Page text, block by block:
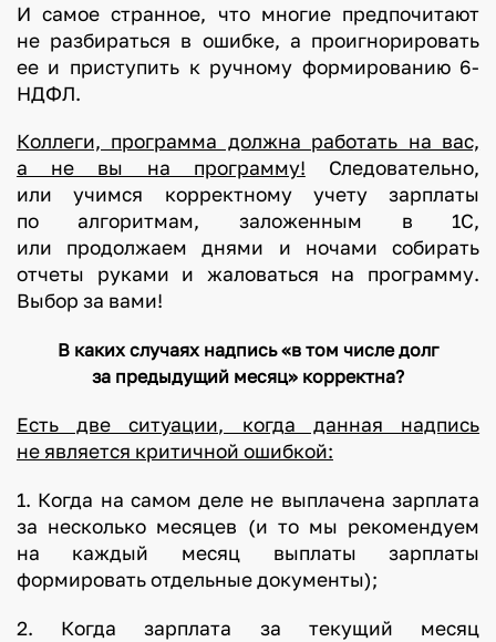
И самое странное, что многие предпочитают
не разбираться в ошибке, а проигнорировать
ее и приступить к ручному формированию 6-
НДФЛ.
Коллеги, программа должна работать на вас,
а не вы на программу! Следовательно,
или учимся корректному учету зарплаты
по алгоритмам, заложенным в 1С,
или продолжаем днями и ночами собирать
отчеты руками и жаловаться на программу.
Выбор за вами!
В каких случаях надпись «в том числе долг
за предыдущий месяц» корректна?
Есть две ситуации, когда данная надпись
не является критичной ошибкой:
1. Когда на самом деле не выплачена зарплата
за несколько месяцев (и то мы рекомендуем
на каждый месяц выплаты зарплаты
формировать отдельные документы);
2. Когда зарплата за текущий месяц